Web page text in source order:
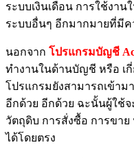
ระบบเงินเดือน การใช้งาน
ระบบอื่นๆ อีกมากมายที่มีค
นอกจาก โปรแกรมบัญชี
ทำงานในด้านบัญชี หรือ เ
โปรแกรมยังสามารถเข้าม
อีกด้วย อีกด้วย ฉะนั้นผู้ใช้จ
วัตถุดิบ การสั่งซื้อ การขา
ได้โดยตรง